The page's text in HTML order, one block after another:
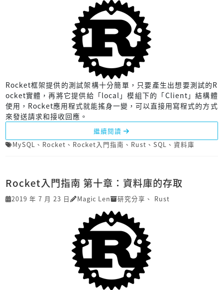
Rocket框架提供的測試架構十分簡單，只要產生出想要測試的R
ocket實體，再將它提供給「local」模組下的「Client」結構體
使用，Rocket應用程式就能搖身一變，可以直接用寫程式的方式
來發送請求和接收回應。
繼續閱讀
MySQL 、 Rocket 、 Rocket入門指南 、 Rust 、 SQL 、 資料庫
Rocket入門指南 第十章：資料庫的存取
2019 年 7 月 23 日 Magic Len 研究分享 、 Rust